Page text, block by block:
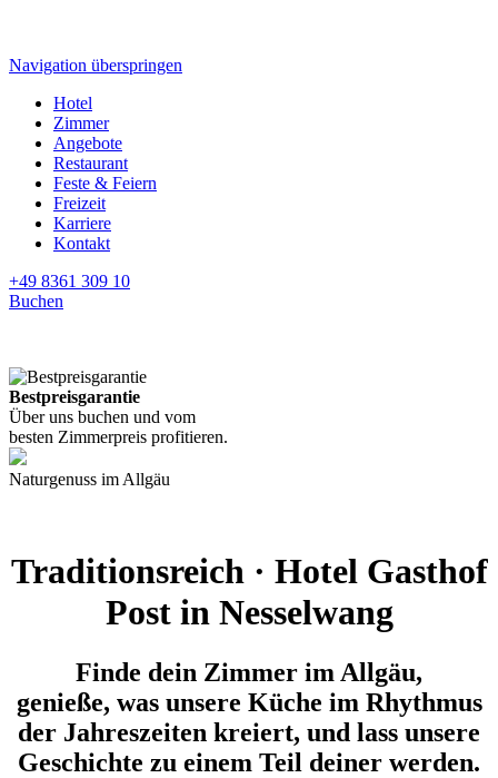
Navigation überspringen
Hotel
Zimmer
Angebote
Restaurant
Feste & Feiern
Freizeit
Karriere
Kontakt
+49 8361 309 10
Buchen
Bestpreisgarantie
Über uns buchen und vom
besten Zimmerpreis profitieren.
Naturgenuss im Allgäu
Traditionsreich · Hotel Gasthof
Post in Nesselwang
Finde dein Zimmer im Allgäu,
genieße, was unsere Küche im Rhythmus
der Jahreszeiten kreiert, und lass unsere
Geschichte zu einem Teil deiner werden.